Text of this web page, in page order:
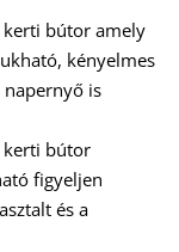
kerti bútor amely
kényelmes
is
kerti bútor
figyeljen
és a